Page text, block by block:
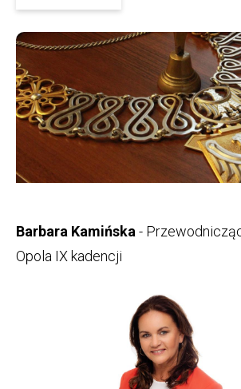
Barbara Kamińska-
Opola IX kadencji